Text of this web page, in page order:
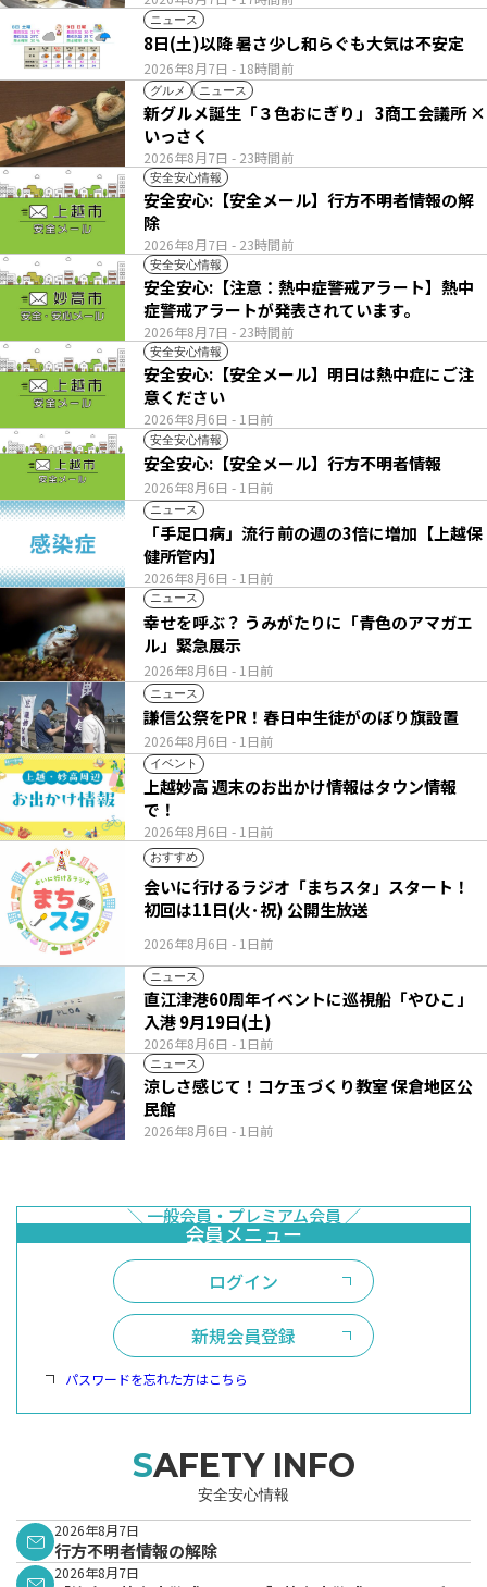
ニュース
2026年8月7日 - 18時間前
8日(土)以降 暑さ少し和らぐも大気は不安定
グルメ ニュース
2026年8月7日 - 23時間前
新グルメ誕生「３色おにぎり」 3商工会議所 ×
いっさく
安全安心情報
2026年8月7日 - 23時間前
安全安心:【安全メール】行方不明者情報の解
除
安全安心情報
2026年8月7日 - 23時間前
安全安心:【注意：熱中症警戒アラート】熱中
症警戒アラートが発表されています。
安全安心情報
2026年8月6日 - 1日前
安全安心:【安全メール】明日は熱中症にご注
意ください
安全安心情報
2026年8月6日 - 1日前
安全安心:【安全メール】行方不明者情報
ニュース
2026年8月6日 - 1日前
「手足口病」流行 前の週の3倍に増加【上越保
健所管内】
ニュース
2026年8月6日 - 1日前
幸せを呼ぶ？ うみがたりに「青色のアマガエ
ル」緊急展示
ニュース
2026年8月6日 - 1日前
謙信公祭をPR！春日中生徒がのぼり旗設置
イベント
2026年8月6日 - 1日前
上越妙高 週末のお出かけ情報はタウン情報
で！
おすすめ
2026年8月6日 - 1日前
会いに行けるラジオ「まちスタ」スタート！
初回は11日(火･祝) 公開生放送
ニュース
2026年8月6日 - 1日前
直江津港60周年イベントに巡視船「やひこ」
入港 9月19日(土)
ニュース
2026年8月6日 - 1日前
涼しさ感じて！コケ玉づくり教室 保倉地区公
民館
ログイン
新規会員登録
パスワードを忘れた方はこちら
SAFETY INFO
安全安心情報
2026年8月7日
行方不明者情報の解除
2026年8月7日